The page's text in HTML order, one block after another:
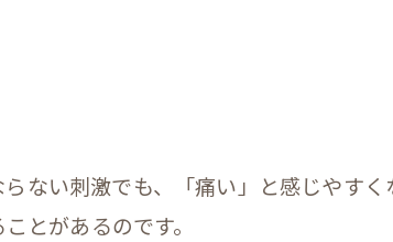
ない刺激でも、「痛い」と感じやす
とがあるのです。